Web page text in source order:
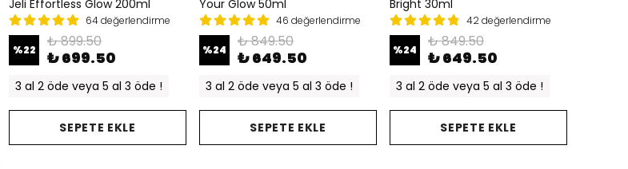
Jeli Effortless Glow 200ml
64 değerlendirme
%22 ₺ 899.50
₺ 699.50
3 al 2 öde veya 5 al 3 öde !
SEPETE EKLE
Your Glow 50ml
46 değerlendirme
%24 ₺ 849.50
₺ 649.50
3 al 2 öde veya 5 al 3 öde !
SEPETE EKLE
Bright 30ml
42 değerlendirme
%24 ₺ 849.50
₺ 649.50
3 al 2 öde veya 5 al 3 öde !
SEPETE EKLE